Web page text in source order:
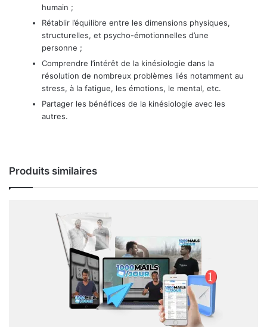
humain ;
​​Rétablir l’équilibre entre les dimensions physiques,
structurelles, et psycho-émotionnelles d’une
personne ;
​​Comprendre l’intérêt de la kinésiologie dans la
résolution de nombreux problèmes liés notamment au
stress, à la fatigue, les émotions, le mental, etc.
​​Partager les bénéfices de la kinésiologie avec les
autres.
Produits similaires